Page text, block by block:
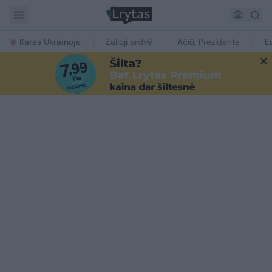
Karas Ukrainoje Žalioji erdvė Ačiū, Prezidente